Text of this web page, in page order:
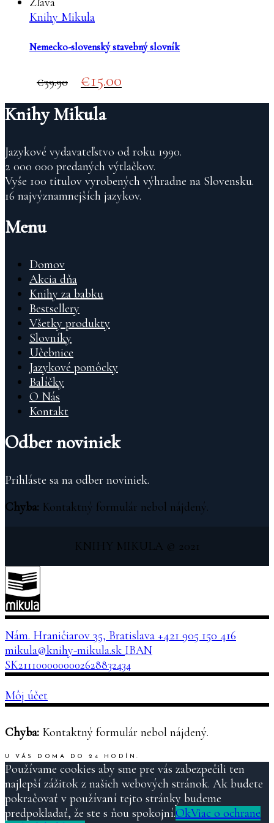
Knihy Mikula
Nemecko-slovenský stavebný slovník
39.90
Original
price
was:
€39.90.
15.00
price
is:
Knihy Mikula
Jazykové vydavateľstvo od roku 1990.
2 000 000 predaných výtlačkov.
Vyše 100 titulov vyrobených výhradne na Slovensku.
16 najvýznamnejších jazykov.
Menu
Domov
Akcia dňa
Knihy za babku
Bestsellery
Všetky produkty
Slovníky
Učebnice
Jazykové pomôcky
Balíčky
O Nás
Kontakt
Odber noviniek
Prihláste sa na odber noviniek.
Chyba: Kontaktný formulár nebol nájdený.
KNIHY MIKULA © 2021
Nám. Hraničiarov 35, Bratislava +421 905 150 416
mikula@knihy-mikula.sk IBAN
SK2111000000002628832434
Môj účet
Chyba: Kontaktný formulár nebol nájdený.
U VÁS DOMA DO 24 HODÍN.
Používame cookies aby sme pre vás zabezpečili ten
najlepší zážitok z našich webových stránok. Ak budete
pokračovať v používaní tejto stránky budeme
predpokladať, že ste s ňou spokojní.OkViac o ochrane